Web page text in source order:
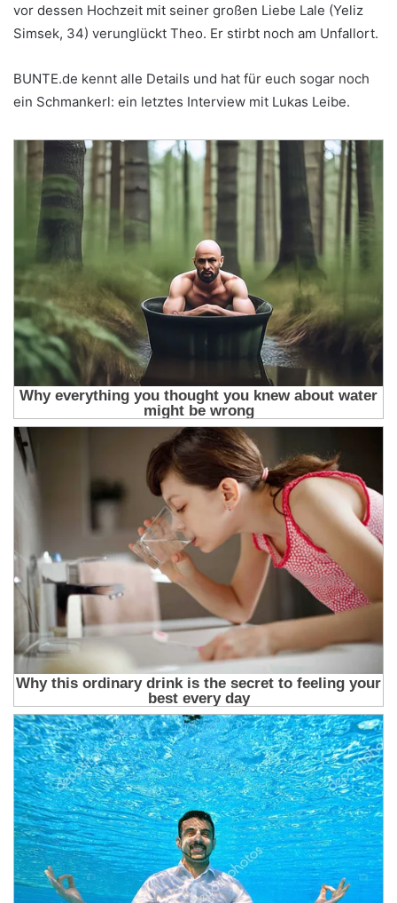
vor dessen Hochzeit mit seiner großen Liebe Lale (Yeliz
Simsek, 34) verunglückt Theo. Er stirbt noch am Unfallort.
BUNTE.de kennt alle Details und hat für euch sogar noch
ein Schmankerl: ein letztes Interview mit Lukas Leibe.